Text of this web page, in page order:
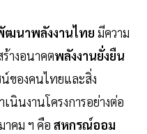
นาพลังงานไทย มีความ
างอนาคตพลังงานยั่งยืน
ของคนไทยและสิ่ง
นินงานโครงการอย่างต่อ
าคม ฯ คือ สหกรณ์ออม